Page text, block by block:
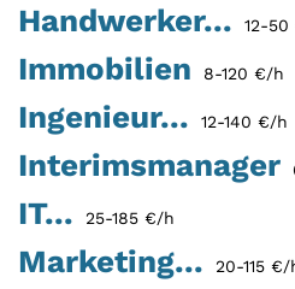
Handwerker... 12-
Immobilien 8-120 €/h
Ingenieur... 12-140 €/h
Interimsmanager
IT... 25-185 €/h
Marketing... 20-115 €/